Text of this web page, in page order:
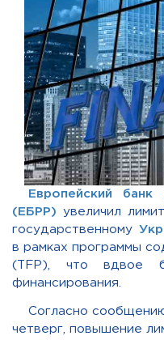
Европейский банк
(ЕБРР) увеличил
государственному
в рамках программы
(TFP), что вдвое
финансирования.
Согласно
четверг, повышение